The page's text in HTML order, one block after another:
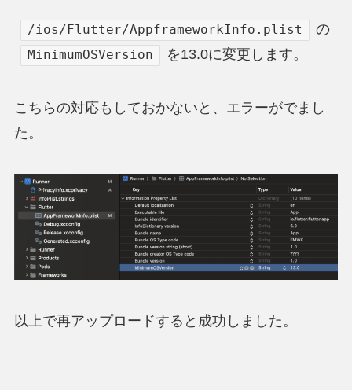
/ios/Flutter/AppframeworkInfo.plist の
MinimumOSVersion を13.0に変更します。
こちらの対応もしておかないと、エラーがでまし
た。
以上で再アップロードすると成功しました。